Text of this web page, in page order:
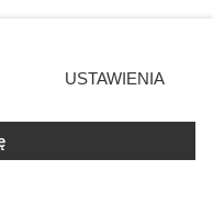
Powód do dziś
prywatności
strony. Niektóre
się takiemu
zastosowania tylko
USTAWIENIA